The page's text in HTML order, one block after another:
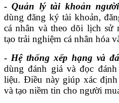
-Quản lý tài khoản
dùng đăng ký tài khoản,
cá nhân và theo dõi lịch sử
tạo trải nghiệm cá nhân hóa
- Hệ thống xếp hạng và
dùng đánh giá và đọc
liệu. Điều này giúp xác định
và tạo niềm tin cho người